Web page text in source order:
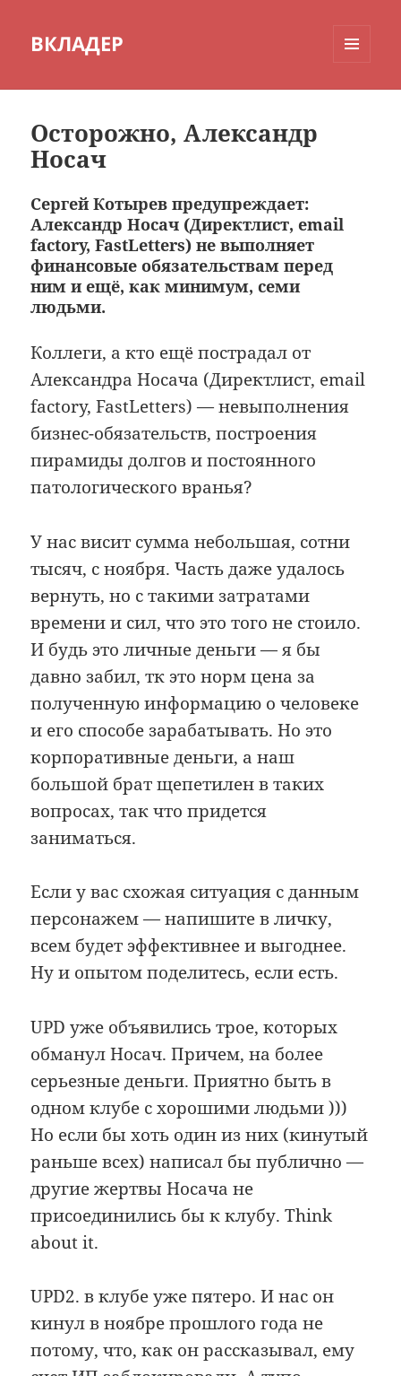
ВКЛАДЕР
Осторожно, Александр
Носач
Сергей Котырев предупреждает:
Александр Носач (Директлист, email
factory, FastLetters) не выполняет
финансовые обязательствам перед
ним и ещё, как минимум, семи
людьми.
Коллеги, а кто ещё пострадал от
Александра Носача (Директлист, email
factory, FastLetters) — невыполнения
бизнес-обязательств, построения
пирамиды долгов и постоянного
патологического вранья?
У нас висит сумма небольшая, сотни
тысяч, с ноября. Часть даже удалось
вернуть, но с такими затратами
времени и сил, что это того не стоило.
И будь это личные деньги — я бы
давно забил, тк это норм цена за
полученную информацию о человеке
и его способе зарабатывать. Но это
корпоративные деньги, а наш
большой брат щепетилен в таких
вопросах, так что придется
заниматься.
Если у вас схожая ситуация с данным
персонажем — напишите в личку,
всем будет эффективнее и выгоднее.
Ну и опытом поделитесь, если есть.
UPD уже объявились трое, которых
обманул Носач. Причем, на более
серьезные деньги. Приятно быть в
одном клубе с хорошими людьми )))
Но если бы хоть один из них (кинутый
раньше всех) написал бы публично —
другие жертвы Носача не
присоединились бы к клубу. Think
about it.
UPD2. в клубе уже пятеро. И нас он
кинул в ноябре прошлого года не
потому, что, как он рассказывал, ему